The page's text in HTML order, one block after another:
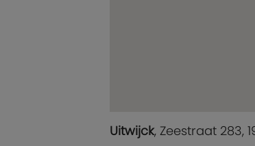
Uitwijck, Zeestraat 283,